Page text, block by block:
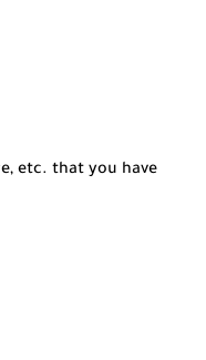
etc. that you have